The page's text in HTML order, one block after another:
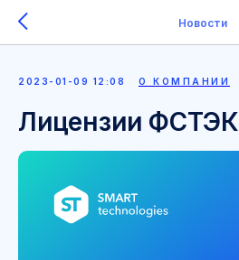
Новости
2023-01-09 12:08 О КОМПАНИИ
Лицензии ФСТЭК